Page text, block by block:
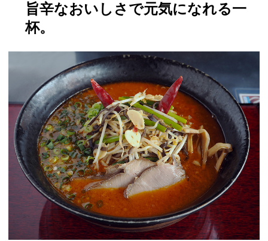
旨辛なおいしさで元気になれる一
杯。